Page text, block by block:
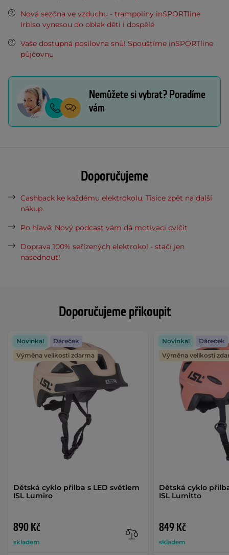
Doporučujeme přikoupit
Dětská cyklo přilba s LED světlem
ISL Lumiro
890 Kč
skladem
Novinka!
Dáreček
Výměna velikosti zdarma
Dětská cyklo
ISL Lumitto
849 Kč
skladem
Novinka!
Dáreček
Výměna velikosti
Nová sezóna ve vzduchu - trampolíny inSPORTline
Irbiso vynesou do oblak děti i dospělé
Vaše dostupná posilovna snů! Spouštíme inSPORTline
půjčovnu
Nemůžete si vybrat? Poradíme
vám
Doporučujeme
Cashback ke každému elektrokolu. Tisíce zpět na další
nákup.
Po hlavě: Nový podcast vám dá motivaci cvičit
Doprava 100% seřízených elektrokol - stačí jen
nasednout!